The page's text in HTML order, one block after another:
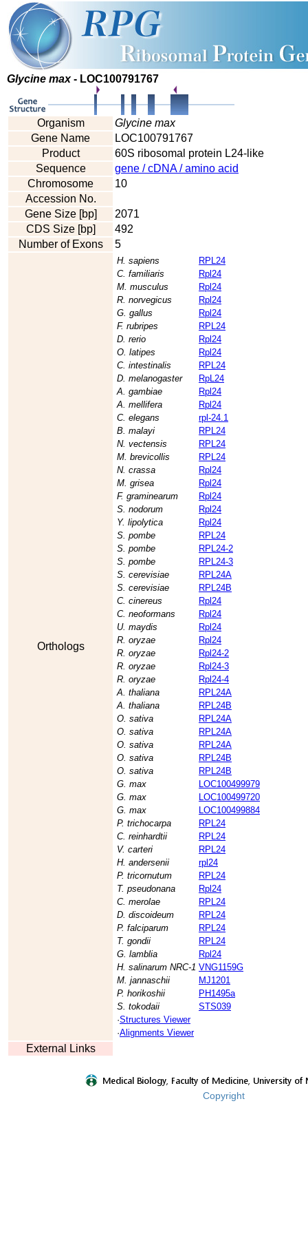
Glycine max- LOC100791767
Organism
Glycine max
Gene Name
LOC100791767
Product
60S ribosomal protein L24-like
Sequence
gene / cDNA / amino acid
Chromosome
10
Accession No.
Gene Size [bp]
2071
CDS Size [bp]
492
Number of Exons
5
Orthologs
H. sapiens
RPL24
C. familiaris
Rpl24
M. musculus
Rpl24
R. norvegicus
Rpl24
G. gallus
Rpl24
F. rubripes
RPL24
D. rerio
Rpl24
O. latipes
Rpl24
C. intestinalis
RPL24
D. melanogaster
RpL24
A. gambiae
Rpl24
A. mellifera
Rpl24
C. elegans
rpl-24.1
B. malayi
RPL24
N. vectensis
RPL24
M. brevicollis
RPL24
N. crassa
Rpl24
M. grisea
Rpl24
F. graminearum
Rpl24
S. nodorum
Rpl24
Y. lipolytica
Rpl24
S. pombe
RPL24
S. pombe
RPL24-2
S. pombe
RPL24-3
S. cerevisiae
RPL24A
S. cerevisiae
RPL24B
C. cinereus
Rpl24
C. neoformans
Rpl24
U. maydis
Rpl24
R. oryzae
Rpl24
R. oryzae
Rpl24-2
R. oryzae
Rpl24-3
R. oryzae
Rpl24-4
A. thaliana
RPL24A
A. thaliana
RPL24B
O. sativa
RPL24A
O. sativa
RPL24A
O. sativa
RPL24A
O. sativa
RPL24B
O. sativa
RPL24B
G. max
LOC100499979
G. max
LOC100499720
G. max
LOC100499884
P. trichocarpa
RPL24
C. reinhardtii
RPL24
V. carteri
RPL24
H. andersenii
rpl24
P. tricornutum
RPL24
T. pseudonana
Rpl24
C. merolae
RPL24
D. discoideum
RPL24
P. falciparum
RPL24
T. gondii
RPL24
G. lamblia
Rpl24
H. salinarum NRC-1 VNG1159G
M. jannaschii
MJ1201
P. horikoshii
PH1495a
S. tokodaii
STS039
·Structures Viewer
·Alignments Viewer
External Links
Copyright